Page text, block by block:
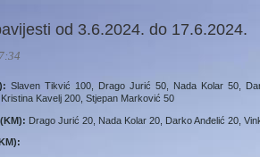
od 3.6.2024. do 17.6.2024.
Slaven Tikvić 100, Drago Jurić 50, Nada Kolar 50,
Kavelj 200, Stjepan Marković 50
Drago Jurić 20, Nada Kolar 20, Darko Anđelić 20,